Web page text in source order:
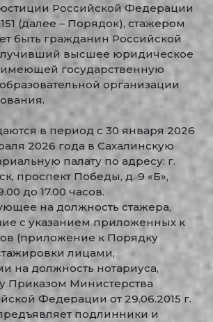
Российской Федерации
(далее – Порядок), стажером
быть гражданин Российской
высшее юридическое
государственную
организации
в период с 30 января 2026
2026 года в Сахалинскую
палату по адресу: г.
проспект Победы, д. 9 «Б»,
до 17.00 часов.
на должность стажера,
с указанием приложенных к
(приложение к Порядку
лицами,
на должность нотариуса,
Приказом Министерства
Федерации от 29.06.2015 г.
подлинники и